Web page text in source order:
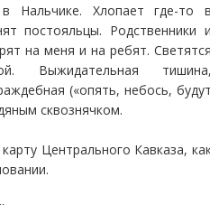
в Нальчике. Хлопает где-то
постояльцы. Родственники
на меня и на ребят.
Выжидательная
(«опять, небось,
сквознячком.
Центрального Кавказа,